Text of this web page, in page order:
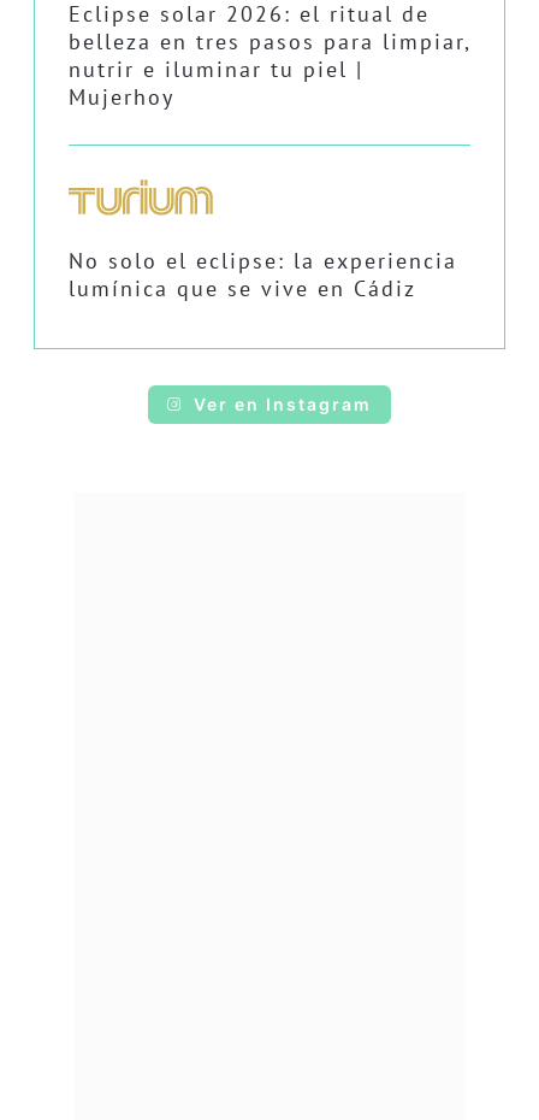
Eclipse solar 2026: el ritual de
belleza en tres pasos para limpiar,
nutrir e iluminar tu piel |
Mujerhoy
No solo el eclipse: la experiencia
lumínica que se vive en Cádiz
Ver en Instagram